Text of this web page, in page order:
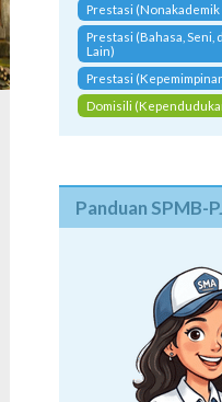
Prestasi (Nonakademik
Prestasi (Bahasa,
Lain)
Prestasi
Domisili
Panduan SPMB-